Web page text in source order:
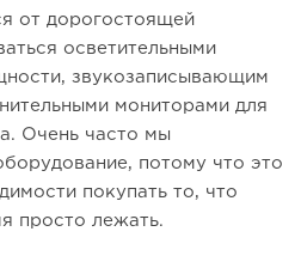
от дорогостоящей
осветительными
звукозаписывающим
мониторами для
Очень часто мы
потому что это
покупать то, что
просто лежать.